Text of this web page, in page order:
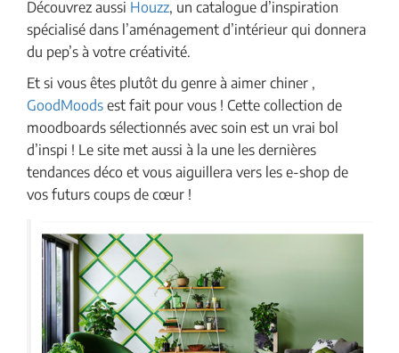
Découvrez aussi Houzz, un catalogue d’inspiration
spécialisé dans l’aménagement d’intérieur qui donnera
du pep’s à votre créativité.
Et si vous êtes plutôt du genre à aimer chiner ,
GoodMoods est fait pour vous ! Cette collection de
moodboards sélectionnés avec soin est un vrai bol
d’inspi ! Le site met aussi à la une les dernières
tendances déco et vous aiguillera vers les e-shop de
vos futurs coups de cœur !